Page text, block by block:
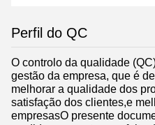
Perfil do QC
O controlo da qualidade
gestão da empresa, que é
melhorar a qualidade dos
satisfação dos clientes,e
empresasO presente